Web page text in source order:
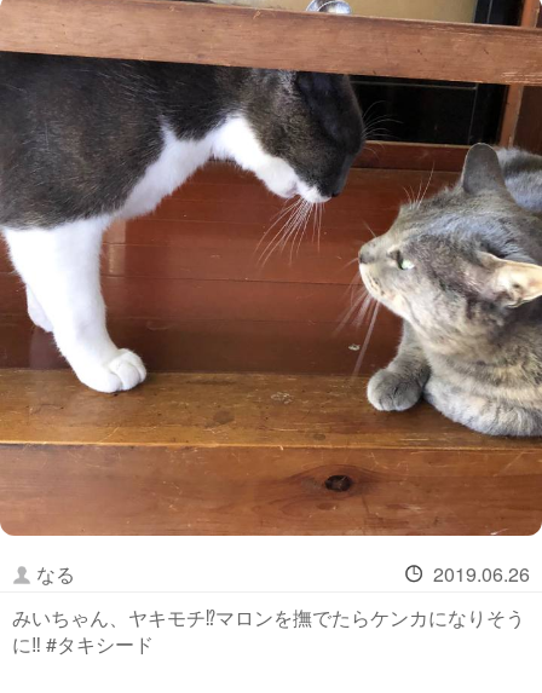
なる
2019.06.26
みいちゃん、ヤキモチ⁉️マロンを撫でたらケンカになりそう
に‼️ #タキシード